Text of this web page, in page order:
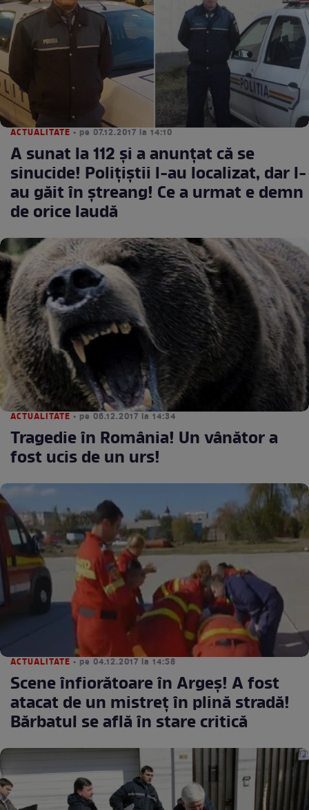
ACTUALITATE • pe 07.12.2017 la 14:10
A sunat la 112 şi a anunţat că se
sinucide! Poliţiştii l-au localizat, dar l-
au găit în ştreang! Ce a urmat e demn
de orice laudă
ACTUALITATE • pe 06.12.2017 la 14:34
Tragedie în România! Un vânător a
fost ucis de un urs!
ACTUALITATE • pe 04.12.2017 la 14:58
Scene înfiorătoare în Argeş! A fost
atacat de un mistreţ în plină stradă!
Bărbatul se află în stare critică